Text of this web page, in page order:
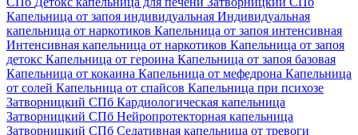
Капельница от запоя индивидуальная Индивидуальная
капельница от наркотиков Капельница от запоя интенсивная
Интенсивная капельница от наркотиков Капельница от запоя
детокс Капельница от героина Капельница от запоя базовая
Капельница от кокаина Капельница от мефедрона Капельница
от солей Капельница от спайсов Капельница при психозе
Затворницкий СПб Кардиологическая капельница
Затворницкий СПб Нейропротекторная капельница
Затворницкий СПб Седативная капельница от тревоги